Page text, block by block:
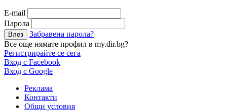
Е-mail
Парола
Забравена парола?
Все още нямате профил в my.dir.bg?
Регистрирайте се сега
Вход с Facebook
Вход с Google
Реклама
Контакти
Общи условия